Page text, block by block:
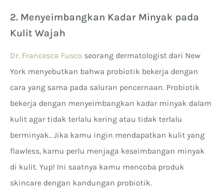
2. Menyeimbangkan Kadar Minyak pada
Kulit Wajah
Dr. Francesca Fusco seorang dermatologist dari New
York menyebutkan bahwa probiotik bekerja dengan
cara yang sama pada saluran pencernaan. Probiotik
bekerja dengan menyeimbangkan kadar minyak dalam
kulit agar tidak terlalu kering atau tidak terlalu
berminyak.. Jika kamu ingin mendapatkan kulit yang
flawless, kamu perlu menjaga keseimbangan minyak
di kulit. Yup! Ini saatnya kamu mencoba produk
skincare dengan kandungan probiotik.